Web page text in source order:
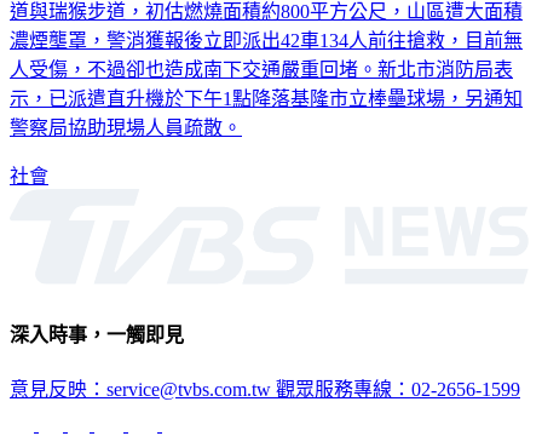
道與瑞猴步道，初估燃燒面積約800平方公尺，山區遭大面積
濃煙壟罩，警消獲報後立即派出42車134人前往搶救，目前無
人受傷，不過卻也造成南下交通嚴重回堵。新北市消防局表
示，已派遣直升機於下午1點降落基隆市立棒壘球場，另通知
警察局協助現場人員疏散。
社會
深入時事，一觸即見
意見反映：service@tvbs.com.tw 觀眾服務專線：02-2656-1599